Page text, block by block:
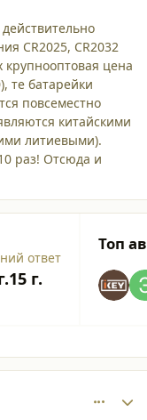
CR2025, CR2032
цена
те батарейки
повсеместно
китайскими
литиевыми).
раз! Отсюда и
ответ
15 г.
Топ
overview